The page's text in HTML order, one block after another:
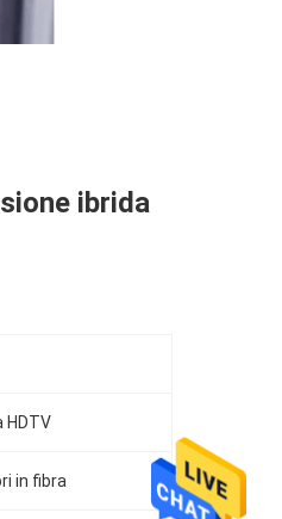
ibrida
HDTV
in fibra